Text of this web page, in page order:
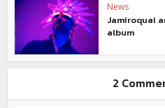
News
Jamiroquai
album
2